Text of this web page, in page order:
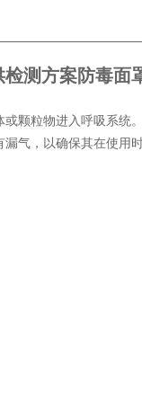
检测方案防毒面
颗粒物进入呼吸系
气，以确保其在使用